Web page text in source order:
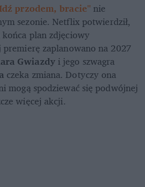
przodem, bracie" nie
sezonie. Netflix potwierdził,
końca plan zdjęciowy
zaplanowano na 2027
Gwiazdy
czeka zmiana. Dotyczy ona
mogą spodziewać się podwójnej
więcej akcji.